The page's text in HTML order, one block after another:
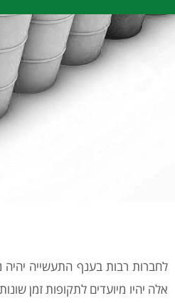
לחברות רבות בענף התעשייה יהיה
אלה יהיו מיועדים לתקופות זמן